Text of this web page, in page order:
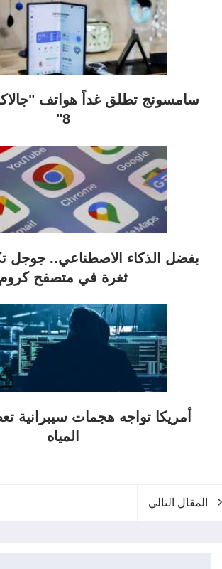
سامسونج تطلق غداً هواتف
8"
ثغرة في متصفح كروم
أمريكا تواجه هجمات سيبرانية
المياه
المقال التالي